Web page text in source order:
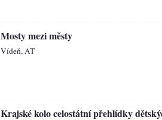
Mosty mezi městy
Vídeň, AT
Krajské kolo celostátní přehlídky